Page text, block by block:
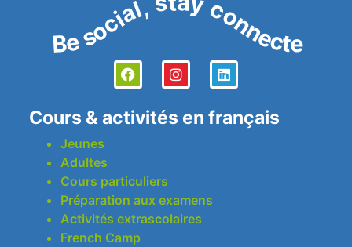
Be social, stay connected!
Cours & activités en français
Jeunes
Adultes
Cours particuliers
Préparation aux examens
Activités extrascolaires
French Camp